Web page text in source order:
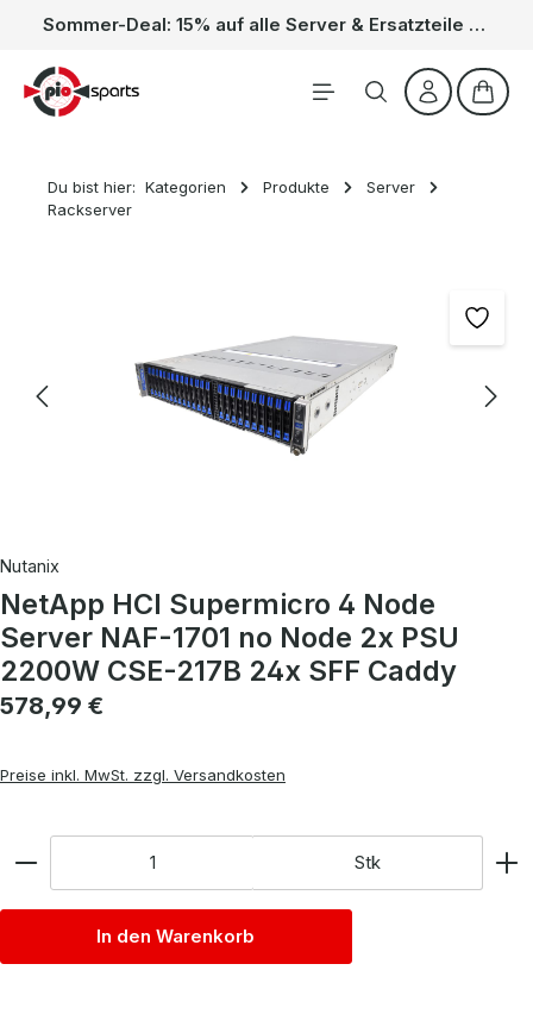
Zum Hauptinhalt springen Sommer-Deal: 15% auf alle Server & Ersatzteile – Kein Code nötig, der Rabatt wird automatisch im Warenkorb abgezogen. Gültig vom 01.06. bis 31.08.
Du bist hier: Kategorien Produkte
Server
Rackserver
Nutanix
NetApp HCI Supermicro 4 Node
Server NAF-1701 no Node 2x PSU
2200W CSE-217B 24x SFF Caddy
Regulärer Preis:
578,99 €
Preise inkl. MwSt. zzgl. Versandkosten
Stk
In den Warenkorb